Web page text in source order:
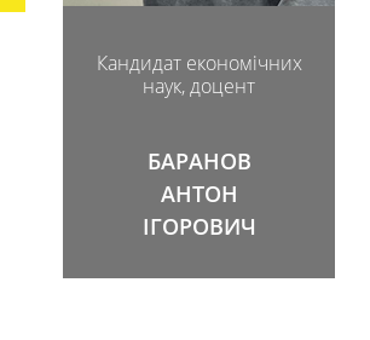
Кандидат економічних
наук, доцент
БАРАНОВ
АНТОН
ІГОРОВИЧ